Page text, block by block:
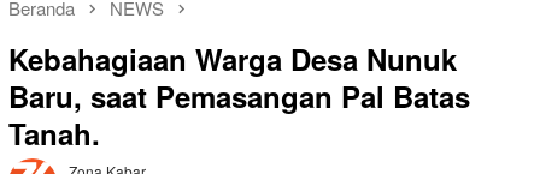
Beranda NEWS
Kebahagiaan Warga Desa Nunuk
Baru, saat Pemasangan Pal Batas
Tanah.